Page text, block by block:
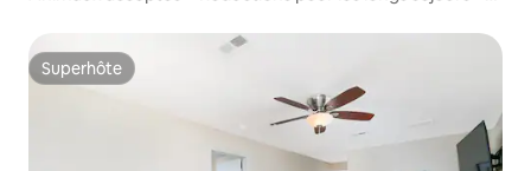
Superhôte
Superhôte